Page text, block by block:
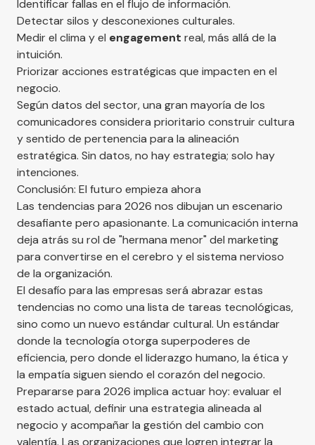
Identificar fallas en el flujo de información.
Detectar silos y desconexiones culturales.
Medir el clima y el engagement real, más allá de la
intuición.
Priorizar acciones estratégicas que impacten en el
negocio.
Según datos del sector, una gran mayoría de los
comunicadores considera prioritario construir cultura
y sentido de pertenencia para la alineación
estratégica. Sin datos, no hay estrategia; solo hay
intenciones.
Conclusión: El futuro empieza ahora
Las tendencias para 2026 nos dibujan un escenario
desafiante pero apasionante. La comunicación interna
deja atrás su rol de "hermana menor" del marketing
para convertirse en el cerebro y el sistema nervioso
de la organización.
El desafío para las empresas será abrazar estas
tendencias no como una lista de tareas tecnológicas,
sino como un nuevo estándar cultural. Un estándar
donde la tecnología otorga superpoderes de
eficiencia, pero donde el liderazgo humano, la ética y
la empatía siguen siendo el corazón del negocio.
Prepararse para 2026 implica actuar hoy: evaluar el
estado actual, definir una estrategia alineada al
negocio y acompañar la gestión del cambio con
valentía. Las organizaciones que logren integrar la